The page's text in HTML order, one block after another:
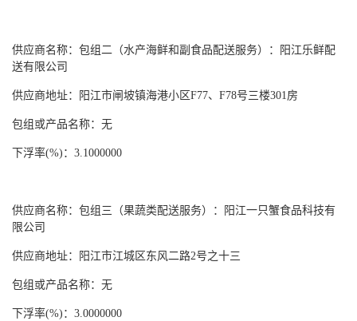
供应商名称：包组二（水产海鲜和副食品配送服务）：阳江乐鲜配
送有限公司
供应商地址：阳江市闸坡镇海港小区F77、F78号三楼301房
包组或产品名称：无
下浮率(%)：3.1000000
供应商名称：包组三（果蔬类配送服务）：阳江一只蟹食品科技有
限公司
供应商地址：阳江市江城区东风二路2号之十三
包组或产品名称：无
下浮率(%)：3.0000000